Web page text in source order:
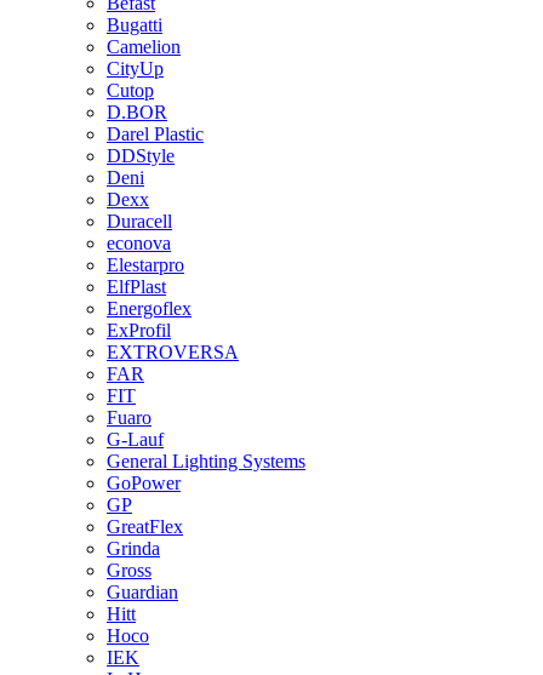
Bugatti
Camelion
CityUp
Cutop
D.BOR
Darel Plastic
DDStyle
Deni
Dexx
Duracell
econova
Elestarpro
ElfPlast
Energoflex
ExProfil
EXTROVERSA
FAR
FIT
Fuaro
G-Lauf
General Lighting Systems
GoPower
GP
GreatFlex
Grinda
Gross
Guardian
Hitt
Hoco
IEK